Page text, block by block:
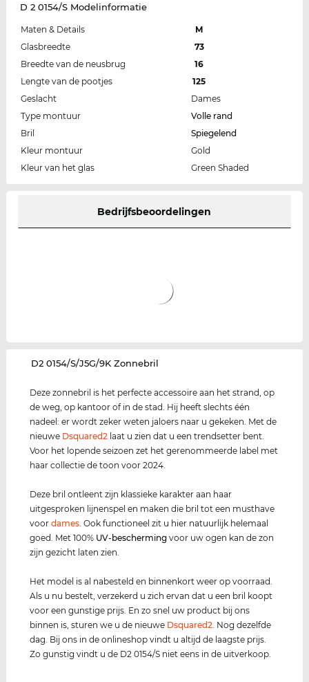
D 2 0154/S Modelinformatie
Maten & Details
M
Glasbreedte
73
Breedte van de neusbrug
16
Lengte van de pootjes
125
Geslacht
Dames
Type montuur
Volle rand
Bril
Spiegelend
Kleur montuur
Gold
Kleur van het glas
Green Shaded
Bedrijfsbeoordelingen
‌D2 0154/S/J5G/9K Zonnebril
Deze zonnebril is het perfecte accessoire aan het strand, op
de weg, op kantoor of in de stad. Hij heeft slechts één
nadeel: er wordt zeker weten jaloers naar u gekeken. Met de
nieuwe Dsquared2 laat u zien dat u een trendsetter bent.
Voor het lopende seizoen zet het gerenommeerde label met
haar collectie de toon voor 2024.
Deze bril ontleent zijn klassieke karakter aan haar
uitgesproken lijnenspel en maken die bril tot een musthave
voordames . Ook functioneel zit u hier natuurlijk helemaal
goed. Met 100% UV-bescherming voor uw ogen kan de zon
zijn gezicht laten zien.
Het model is al nabesteld en binnenkort weer op voorraad.
Als u nu bestelt, verzekerd u zich ervan dat u een bril koopt
voor een gunstige prijs. En zo snel uw product bij ons
binnen is, sturen we u de nieuwe Dsquared2 . Nog dezelfde
dag. Bij ons in de onlineshop vindt u altijd de laagste prijs.
Zo gunstig vindt u de D2 0154/S niet eens in de uitverkoop.